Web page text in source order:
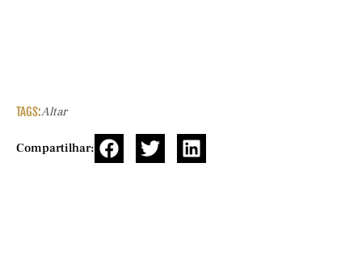
TAGS:Altar
Compartilhar: